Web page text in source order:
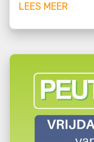
LEES MEER